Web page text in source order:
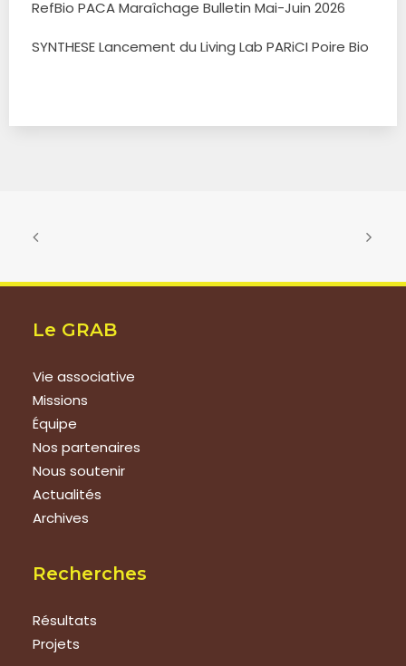
RefBio PACA Maraîchage Bulletin Mai-Juin 2026
SYNTHESE Lancement du Living Lab PARiCI Poire Bio
Le GRAB
Vie associative
Missions
Équipe
Nos partenaires
Nous soutenir
Actualités
Archives
Recherches
Résultats
Projets